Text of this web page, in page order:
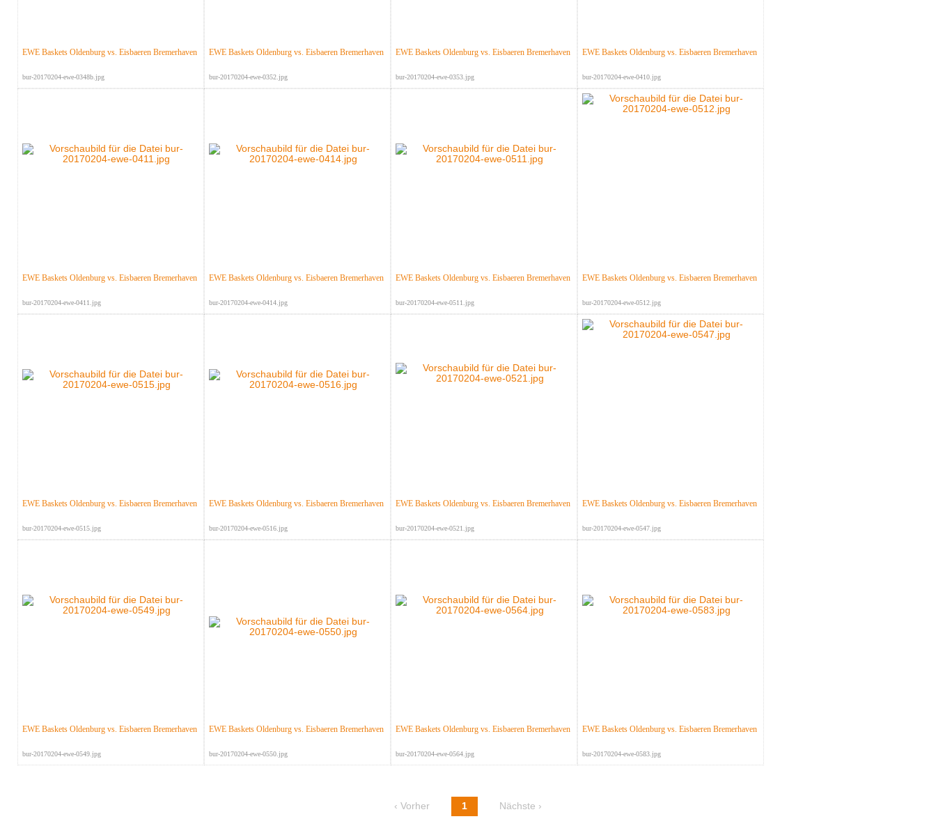
EWE Baskets Oldenburg vs. Eisbaeren Bremerhaven
bur-20170204-ewe-0348b.jpg
EWE Baskets Oldenburg vs. Eisbaeren Bremerhaven
bur-20170204-ewe-0352.jpg
EWE Baskets Oldenburg vs. Eisbaeren Bremerhaven
bur-20170204-ewe-0353.jpg
EWE Baskets Oldenburg vs. Eisbaeren Bremerhaven
bur-20170204-ewe-0410.jpg
EWE Baskets Oldenburg vs. Eisbaeren Bremerhaven
bur-20170204-ewe-0411.jpg
EWE Baskets Oldenburg vs. Eisbaeren Bremerhaven
bur-20170204-ewe-0414.jpg
EWE Baskets Oldenburg vs. Eisbaeren Bremerhaven
bur-20170204-ewe-0511.jpg
EWE Baskets Oldenburg vs. Eisbaeren Bremerhaven
bur-20170204-ewe-0512.jpg
EWE Baskets Oldenburg vs. Eisbaeren Bremerhaven
bur-20170204-ewe-0515.jpg
EWE Baskets Oldenburg vs. Eisbaeren Bremerhaven
bur-20170204-ewe-0516.jpg
EWE Baskets Oldenburg vs. Eisbaeren Bremerhaven
bur-20170204-ewe-0521.jpg
EWE Baskets Oldenburg vs. Eisbaeren Bremerhaven
bur-20170204-ewe-0547.jpg
EWE Baskets Oldenburg vs. Eisbaeren Bremerhaven
bur-20170204-ewe-0549.jpg
EWE Baskets Oldenburg vs. Eisbaeren Bremerhaven
bur-20170204-ewe-0550.jpg
EWE Baskets Oldenburg vs. Eisbaeren Bremerhaven
bur-20170204-ewe-0564.jpg
EWE Baskets Oldenburg vs. Eisbaeren Bremerhaven
bur-20170204-ewe-0583.jpg
‹ Vorher 1 Nächste ›